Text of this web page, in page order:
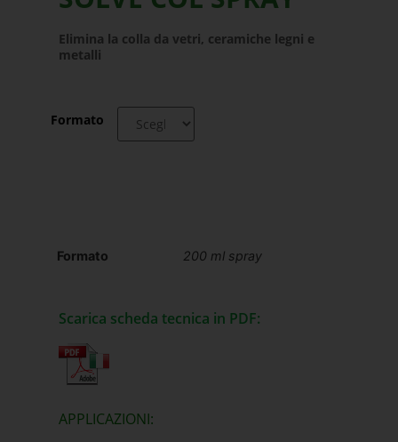
Elimina la colla da vetri, ceramiche legni e
metalli
Formato
Formato 200 ml spray
Scarica scheda tecnica in PDF:
APPLICAZIONI: